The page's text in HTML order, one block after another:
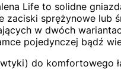
Life to solidne
zaciski sprężynowe
w dwóch
pojedynczej bądź
do komfortowego